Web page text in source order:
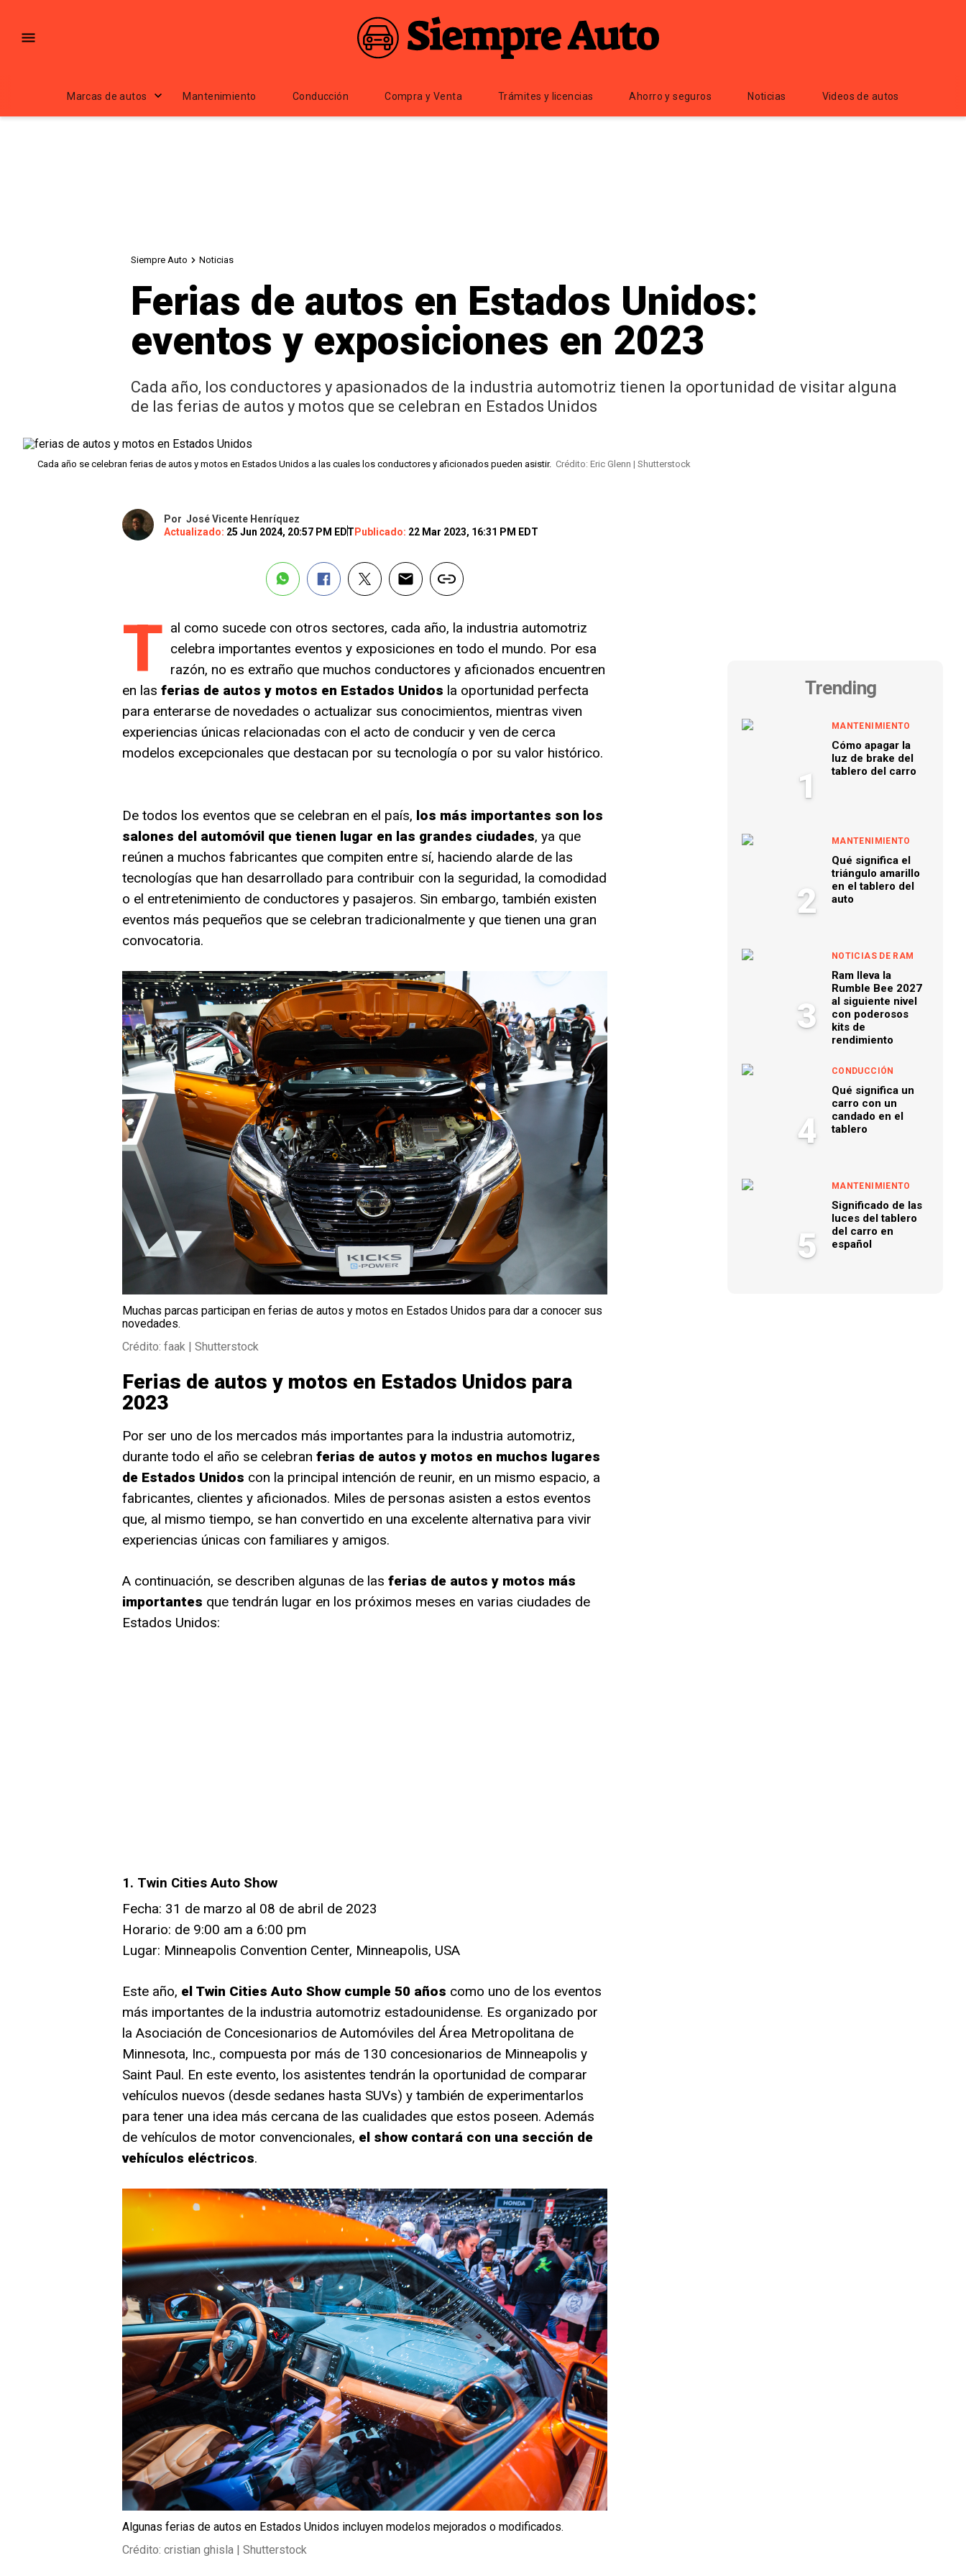
Marcas de autos Mantenimiento Conducción Compra y Venta Trámites y licencias Ahorro y seguros Noticias Videos de autos
Siempre Auto Noticias
Ferias de autos en Estados Unidos:
eventos y exposiciones en 2023
Cada año, los conductores y apasionados de la industria automotriz tienen la oportunidad de visitar alguna
de las ferias de autos y motos que se celebran en Estados Unidos
Cada año se celebran ferias de autos y motos en Estados Unidos a las cuales los conductores y aficionados pueden asistir. Crédito: Eric Glenn | Shutterstock
Por José Vicente Henríquez
Actualizado: 25 Jun 2024, 20:57 PM EDT Publicado: 22 Mar 2023, 16:31 PM EDT
T al como sucede con otros sectores, cada año, la industria automotriz
celebra importantes eventos y exposiciones en todo el mundo. Por esa
razón, no es extraño que muchos conductores y aficionados encuentren
en las ferias de autos y motos en Estados Unidos la oportunidad perfecta
para enterarse de novedades o actualizar sus conocimientos, mientras viven
experiencias únicas relacionadas con el acto de conducir y ven de cerca
modelos excepcionales que destacan por su tecnología o por su valor histórico.
De todos los eventos que se celebran en el país, los más importantes son los
salones del automóvil que tienen lugar en las grandes ciudades, ya que
reúnen a muchos fabricantes que compiten entre sí, haciendo alarde de las
tecnologías que han desarrollado para contribuir con la seguridad, la comodidad
o el entretenimiento de conductores y pasajeros. Sin embargo, también existen
eventos más pequeños que se celebran tradicionalmente y que tienen una gran
convocatoria.
Muchas parcas participan en ferias de autos y motos en Estados Unidos para dar a conocer sus
novedades.
Crédito: faak | Shutterstock
Ferias de autos y motos en Estados Unidos para
2023
Por ser uno de los mercados más importantes para la industria automotriz,
durante todo el año se celebran ferias de autos y motos en muchos lugares
de Estados Unidos con la principal intención de reunir, en un mismo espacio, a
fabricantes, clientes y aficionados. Miles de personas asisten a estos eventos
que, al mismo tiempo, se han convertido en una excelente alternativa para vivir
experiencias únicas con familiares y amigos.
A continuación, se describen algunas de las ferias de autos y motos más
importantes que tendrán lugar en los próximos meses en varias ciudades de
Estados Unidos:
1. Twin Cities Auto Show
Fecha: 31 de marzo al 08 de abril de 2023
Horario: de 9:00 am a 6:00 pm
Lugar: Minneapolis Convention Center, Minneapolis, USA
Este año, el Twin Cities Auto Show cumple 50 años como uno de los eventos
más importantes de la industria automotriz estadounidense. Es organizado por
la Asociación de Concesionarios de Automóviles del Área Metropolitana de
Minnesota, Inc., compuesta por más de 130 concesionarios de Minneapolis y
Saint Paul. En este evento, los asistentes tendrán la oportunidad de comparar
vehículos nuevos (desde sedanes hasta SUVs) y también de experimentarlos
para tener una idea más cercana de las cualidades que estos poseen. Además
de vehículos de motor convencionales, el show contará con una sección de
vehículos eléctricos.
Algunas ferias de autos en Estados Unidos incluyen modelos mejorados o modificados.
Crédito: cristian ghisla | Shutterstock
Trending
1
MANTENIMIENTO
Cómo apagar la
luz de brake del
tablero del carro
2
MANTENIMIENTO
Qué significa el
triángulo amarillo
en el tablero del
auto
3
NOTICIAS DE RAM
Ram lleva la
Rumble Bee 2027
al siguiente nivel
con poderosos
kits de
rendimiento
4
CONDUCCIÓN
Qué significa un
carro con un
candado en el
tablero
5
MANTENIMIENTO
Significado de las
luces del tablero
del carro en
español